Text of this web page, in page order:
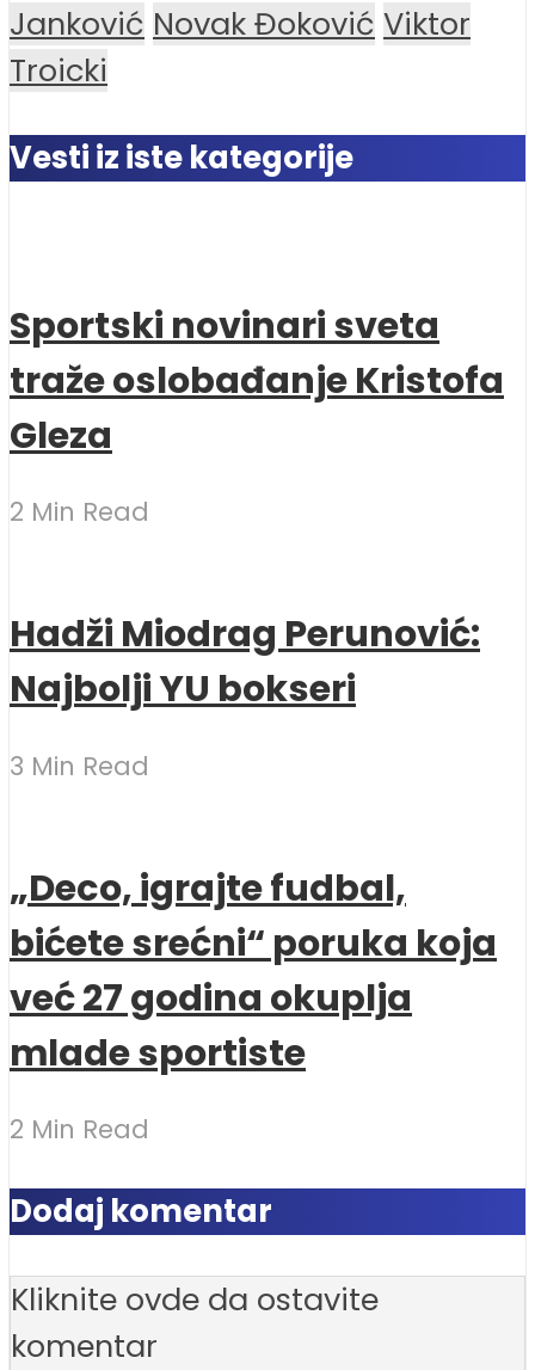
Janković Novak Đoković Viktor
Troicki
Vesti iz iste kategorije
Sportski novinari sveta
traže oslobađanje Kristofa
Gleza
2 Min Read
Hadži Miodrag Perunović:
Najbolji YU bokseri
3 Min Read
„Deco, igrajte fudbal,
bićete srećni“ poruka koja
već 27 godina okuplja
mlade sportiste
2 Min Read
Dodaj komentar
Kliknite ovde da ostavite
komentar